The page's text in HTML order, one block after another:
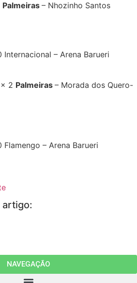
Palmeiras – Nhozinho Santos
Internacional – Arena Barueri
2 Palmeiras – Morada dos Quero-
Flamengo – Arena Barueri
artigo:
NAVEGAÇÃO